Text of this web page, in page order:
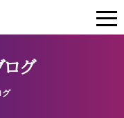
グ
グ